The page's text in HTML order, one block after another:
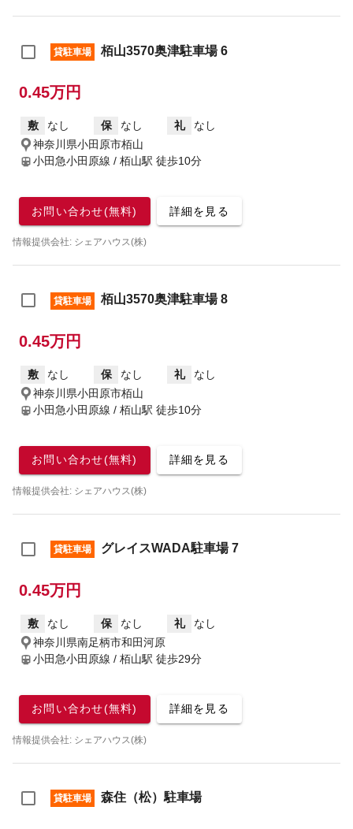
貸駐車場 栢山3570奥津駐車場 6
0.45万円
敷 なし 保 なし 礼
なし
神奈川県小田原市栢山
小田急小田原線 / 栢山駅 徒歩10分
お問い合わせ(無料) 詳細を見る
情報提供会社: シェアハウス(株)
貸駐車場 栢山3570奥津駐車場 8
0.45万円
敷 なし 保 なし 礼
なし
神奈川県小田原市栢山
小田急小田原線 / 栢山駅 徒歩10分
お問い合わせ(無料) 詳細を見る
情報提供会社: シェアハウス(株)
貸駐車場 グレイスWADA駐車場 7
0.45万円
敷 なし 保 なし 礼
なし
神奈川県南足柄市和田河原
小田急小田原線 / 栢山駅 徒歩29分
お問い合わせ(無料) 詳細を見る
情報提供会社: シェアハウス(株)
貸駐車場 森住（松）駐車場